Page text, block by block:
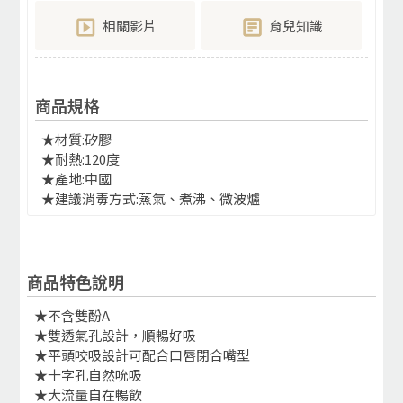
相關影片 育兒知識
商品規格
★材質:矽膠
★耐熱:120度
★產地:中國
★建議消毒方式:蒸氣、煮沸、微波爐
商品特色說明
★不含雙酚A
★雙透氣孔設計，順暢好吸
★平頭咬吸設計可配合口唇閉合嘴型
★十字孔自然吮吸
★大流量自在暢飲